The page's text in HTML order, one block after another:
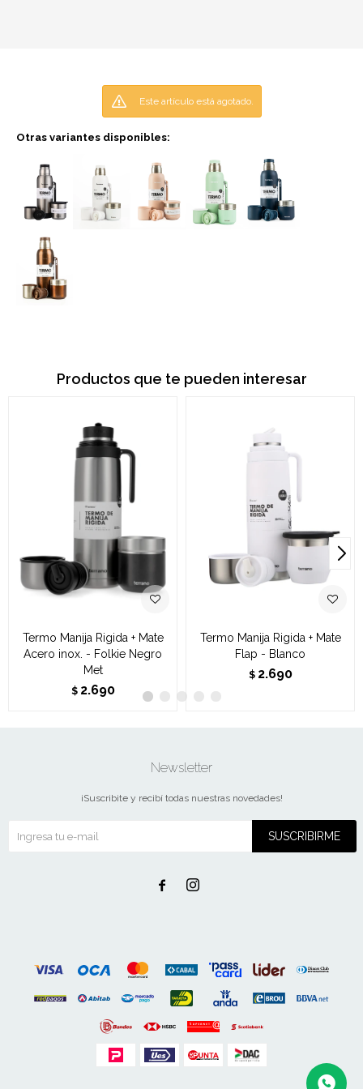
Este artículo está agotado.
Otras variantes disponibles:
Productos que te pueden interesar
Termo Manija Rigida + Mate
Acero inox. - Folkie Negro
Met
$ 2.690
Termo Manija Rigida + Mate
Flap - Blanco
$ 2.690
Newsletter
¡Suscribite y recibí todas nuestras novedades!
SUSCRIBIRME
 